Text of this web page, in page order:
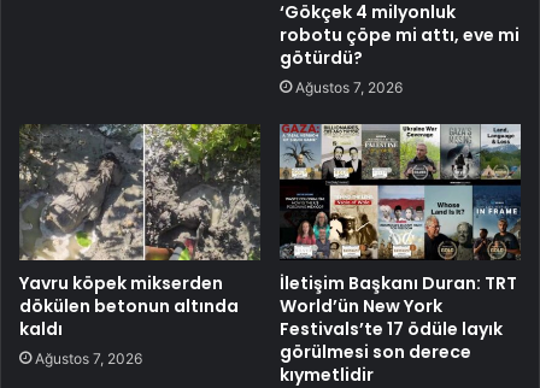
‘Gökçek 4 milyonluk
robotu çöpe mi attı, eve mi
götürdü?
Ağustos 7, 2026
Yavru köpek mikserden
dökülen betonun altında
kaldı
Ağustos 7, 2026
İletişim Başkanı Duran: TRT
World’ün New York
Festivals’te 17 ödüle layık
görülmesi son derece
kıymetlidir